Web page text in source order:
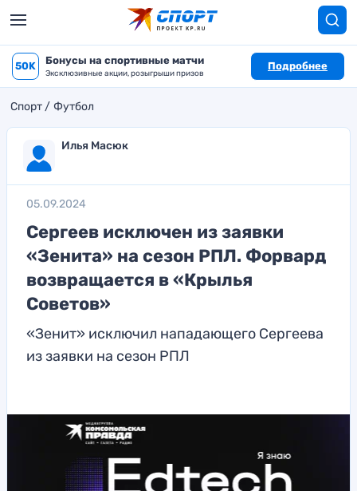
50K Бонусы на спортивные матчи
Эксклюзивные акции, розыгрыши призов
Подробнее
Спорт Футбол
Илья Масюк
05.09.2024
Сергеев исключен из заявки
«Зенита» на сезон РПЛ. Форвард
возвращается в «Крылья
Советов»
«Зенит» исключил нападающего Сергеева
из заявки на сезон РПЛ